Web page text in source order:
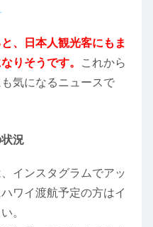
、日本人観光客にもま
りそうです。
これから
気になるニュースで
況
インスタグラムでアッ
ワイ渡航予定の方はイ
。